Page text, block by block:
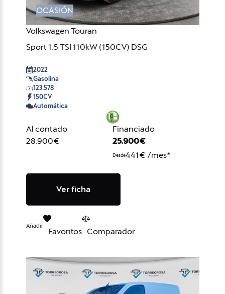
OCASIÓN
Volkswagen Touran
Sport 1.5 TSI 110kW (150CV) DSG
2022
Gasolina
123.578
150CV
Automática
Al contado
28.900€
Financiado
25.900€
Desde441€ /mes*
Ver ficha
Añadir
Favoritos Comparador